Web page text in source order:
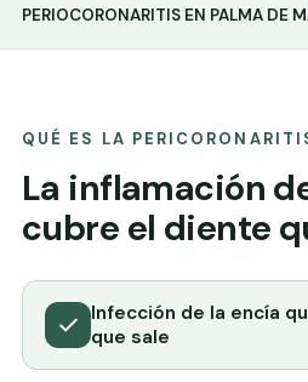
PERIOCORONARITIS EN PALMA DE
QUÉ ES LA
La inflamación
cubre el diente
Infección de la encía
que sale